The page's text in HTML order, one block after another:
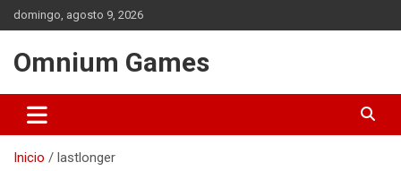
Saltar
al
domingo, agosto 9, 2026
Omnium Games
Inicio lastlonger